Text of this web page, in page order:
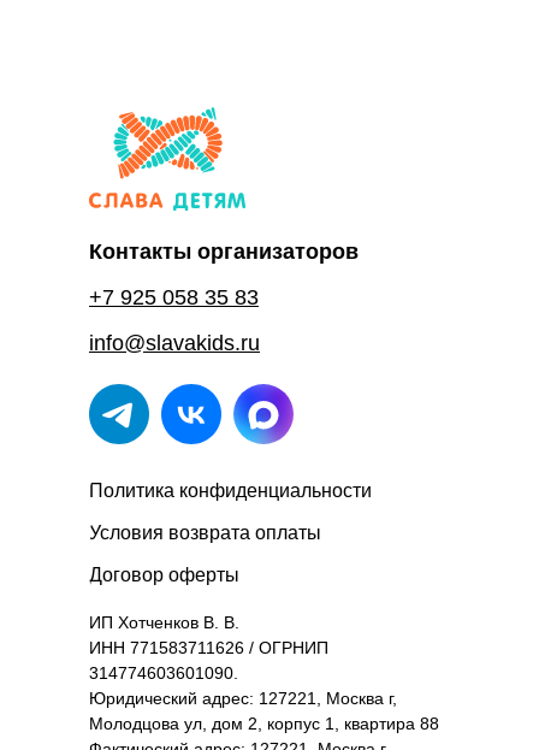
info@slavakids.ru
Контакты организаторов
+7 925 058 35 83
ИП Хотченков В. В.
ИНН 771583711626 / ОГРНИП
314774603601090.
Юридический адрес: 127221, Москва г,
Молодцова ул, дом 2, корпус 1, квартира 88
Политика конфиденциальности
Условия возврата оплаты
Договор оферты